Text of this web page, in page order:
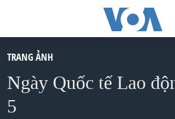
dẫn
truy
cập
Tới
TRANG CHỦ
VIỆT NAM
HOA KỲ
TRANG ẢNH
Ngày Quốc tế Lao
5